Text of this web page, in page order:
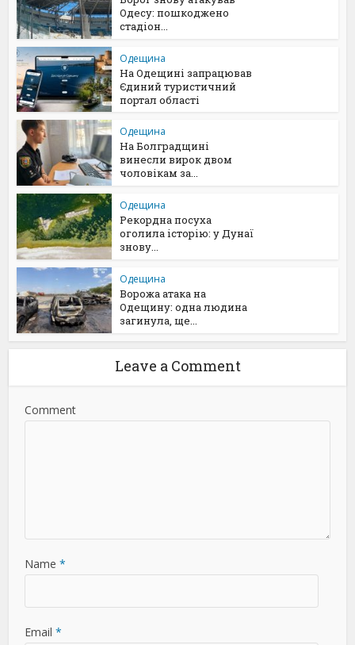
Одесу: пошкоджено
стадіон...
Одещина
На Одещині запрацював
Єдиний туристичний
портал області
Одещина
На Болградщині
винесли вирок двом
чоловікам за...
Одещина
Рекордна посуха
оголила історію: у Дунаї
знову...
Одещина
Ворожа атака на
Одещину: одна людина
загинула, ще...
Leave a Comment
Comment
Name *
Email *